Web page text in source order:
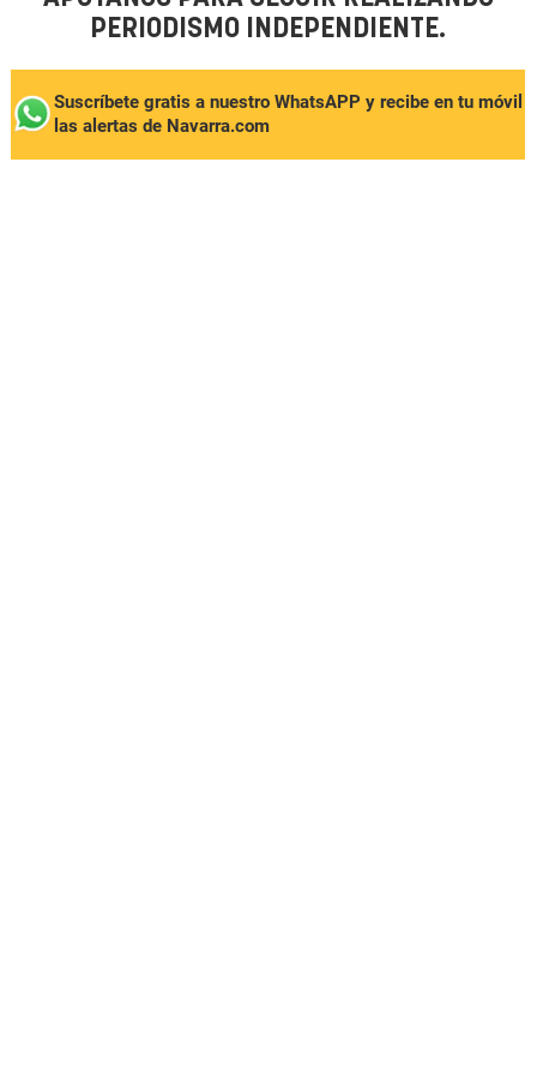
PERIODISMO INDEPENDIENTE.
Suscríbete gratis a nuestro WhatsAPP y recibe en tu móvil
las alertas de Navarra.com